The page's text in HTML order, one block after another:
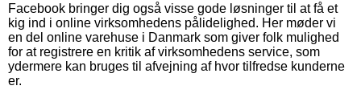
Facebook bringer dig også visse gode løsninger til at få et
kig ind i online virksomhedens pålidelighed. Her møder vi
en del online varehuse i Danmark som giver folk mulighed
for at registrere en kritik af virksomhedens service, som
ydermere kan bruges til afvejning af hvor tilfredse kunderne
er.